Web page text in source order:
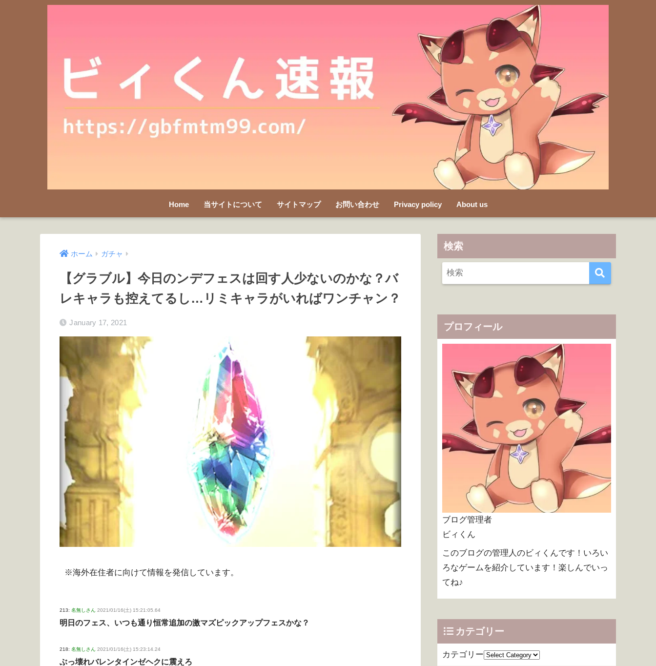
Home 当サイトについて サイトマップ お問い合わせ Privacy policy About us
ホーム ガチャ
【グラブル】今日のンデフェスは回す人少ないのかな？バ
レキャラも控えてるし…リミキャラがいればワンチャン？
January 17, 2021
※海外在住者に向けて情報を発信しています。
213: 名無しさん 2021/01/16(土) 15:21:05.64
明日のフェス、いつも通り恒常追加の激マズピックアップフェスかな？
218: 名無しさん 2021/01/16(土) 15:23:14.24
ぶっ壊れバレンタインゼヘクに震えろ
検索
プロフィール
ブログ管理者
ビィくん
このブログの管理人のビィくんです！いろい
ろなゲームを紹介しています！楽しんでいっ
てね♪
カテゴリー
カテゴリー